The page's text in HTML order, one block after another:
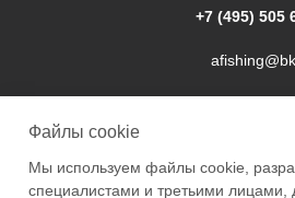
+7 (495) 505
Файлы cookie
Мы используем файлы cookie,
специалистами и третьими лицами,